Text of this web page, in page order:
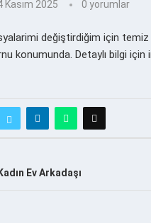
Kasım 2025 0 yorumlar
değiştirdiğim için
konumunda. Detaylı bilgi
Ev Arkadaşı